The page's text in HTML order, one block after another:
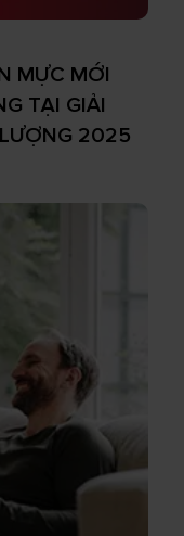
MỰC MỚI
TẠI GIẢI
2025